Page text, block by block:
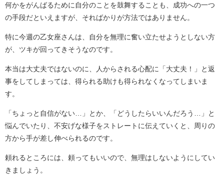
何かをがんばるために自分のことを鼓舞することも、成功への一つ
の手段だといえますが、そればかりが方法ではありません。
特に今週の乙女座さんは、自分を無理に奮い立たせようとしない方
が、ツキが回ってきそうなのです。
本当は大丈夫ではないのに、人からされる心配に「大丈夫！」と返
事をしてしまっては、得られる助けも得られなくなってしまいま
す。
「ちょっと自信がない…」とか、「どうしたらいいんだろう…」と
悩んでいたり、不安げな様子をストレートに伝えていくと、周りの
方から手が差し伸べられるのです。
頼れるところには、頼ってもいいので、無理はしないようにしてい
きましょう。